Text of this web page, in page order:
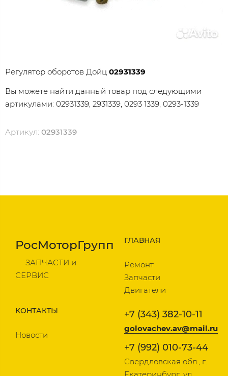
Регулятор оборотов Дойц 02931339
Вы можете найти данный товар под следующими
артикулами: 02931339, 2931339, 0293 1339, 0293-1339
Артикул: 02931339
РосМоторГрупп
ЗАПЧАСТИ и
СЕРВИС
ГЛАВНАЯ
Ремонт
Запчасти
Двигатели
КОНТАКТЫ
Новости
+7 (343) 382-10-11
golovachev.av@mail.ru
+7 (992) 010-73-44
Свердловская обл., г.